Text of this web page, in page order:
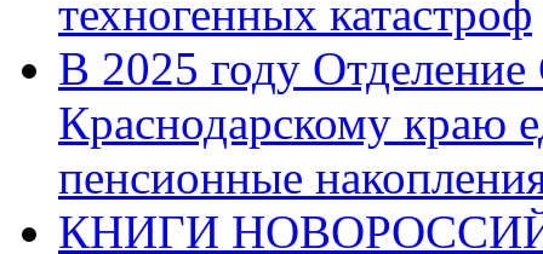
техногенных катастроф
В 2025 году
Краснодарскому краю
пенсионные
КНИГИ